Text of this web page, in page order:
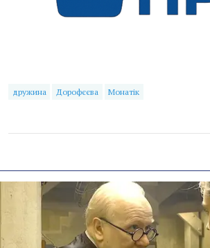
дружина Дорофєєва Монатік